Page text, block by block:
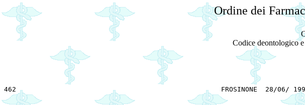
Ordine dei
Codice deontologico
462                                                   FROSINONE  28/06/